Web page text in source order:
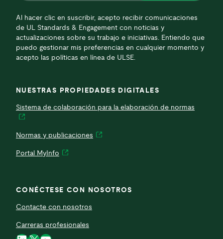
Al hacer clic en suscribir, acepto recibir comunicaciones
de UL Standards & Engagement con noticias y
actualizaciones sobre su trabajo e iniciativas. Entiendo que
puedo gestionar mis preferencias en cualquier momento y
acepto las políticas en línea de ULSE.
NUESTRAS PROPIEDADES DIGITALES
Sistema de colaboración para la elaboración de normas
Normas y publicaciones
Portal MyInfo
CONÉCTESE CON NOSOTROS
Contacte con nosotros
Carreras profesionales